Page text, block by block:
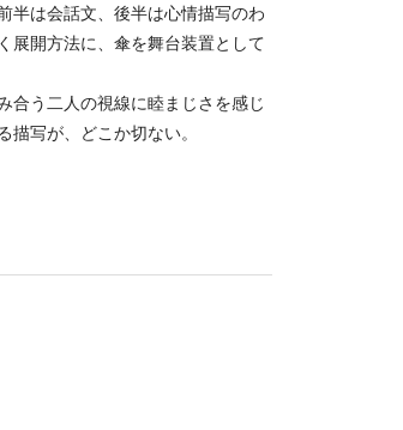
半は会話文、後半は心情描写のわ
展開方法に、傘を舞台装置として
う二人の視線に睦まじさを感じ
写が、どこか切ない。